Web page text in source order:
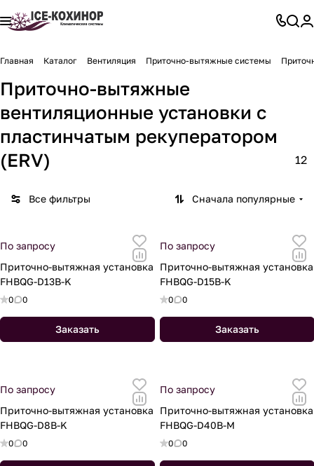
Главная Каталог Вентиляция Приточно-вытяжные системы
Приточно-вытяжные
вентиляционные установки с
пластинчатым рекуператором
(ERV)
12
Все фильтры Сначала популярные
По запросу
Приточно-вытяжная установка
FHBQG-D13B-K
0 0
Заказать
По запросу
Приточно-вытяжная установка
FHBQG-D15B-K
0 0
Заказать
По запросу
Приточно-вытяжная установка
FHBQG-D8B-K
0 0
По запросу
Приточно-вытяжная установка
FHBQG-D40B-M
0 0